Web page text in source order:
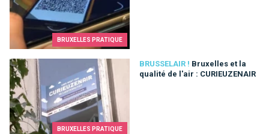
BRUXELLES PRATIQUE
BRUXELLES PRATIQUE
BRUSSELAIR ! Bruxelles et la
qualité de l'air : CURIEUZENAIR
Bruxelles et la qualité de l'air : CURIEUZENAIR